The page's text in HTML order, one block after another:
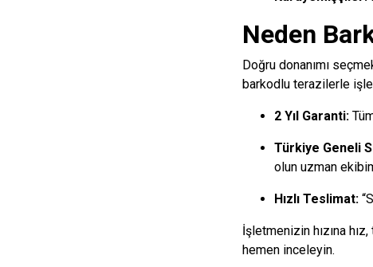
Neden
Doğru donanımı
barkodlu terazilerle
2 Yıl Garanti:
Türkiye Geneli
olun uzman
Hızlı Teslimat:
İşletmenizin hızına
hemen inceleyin.